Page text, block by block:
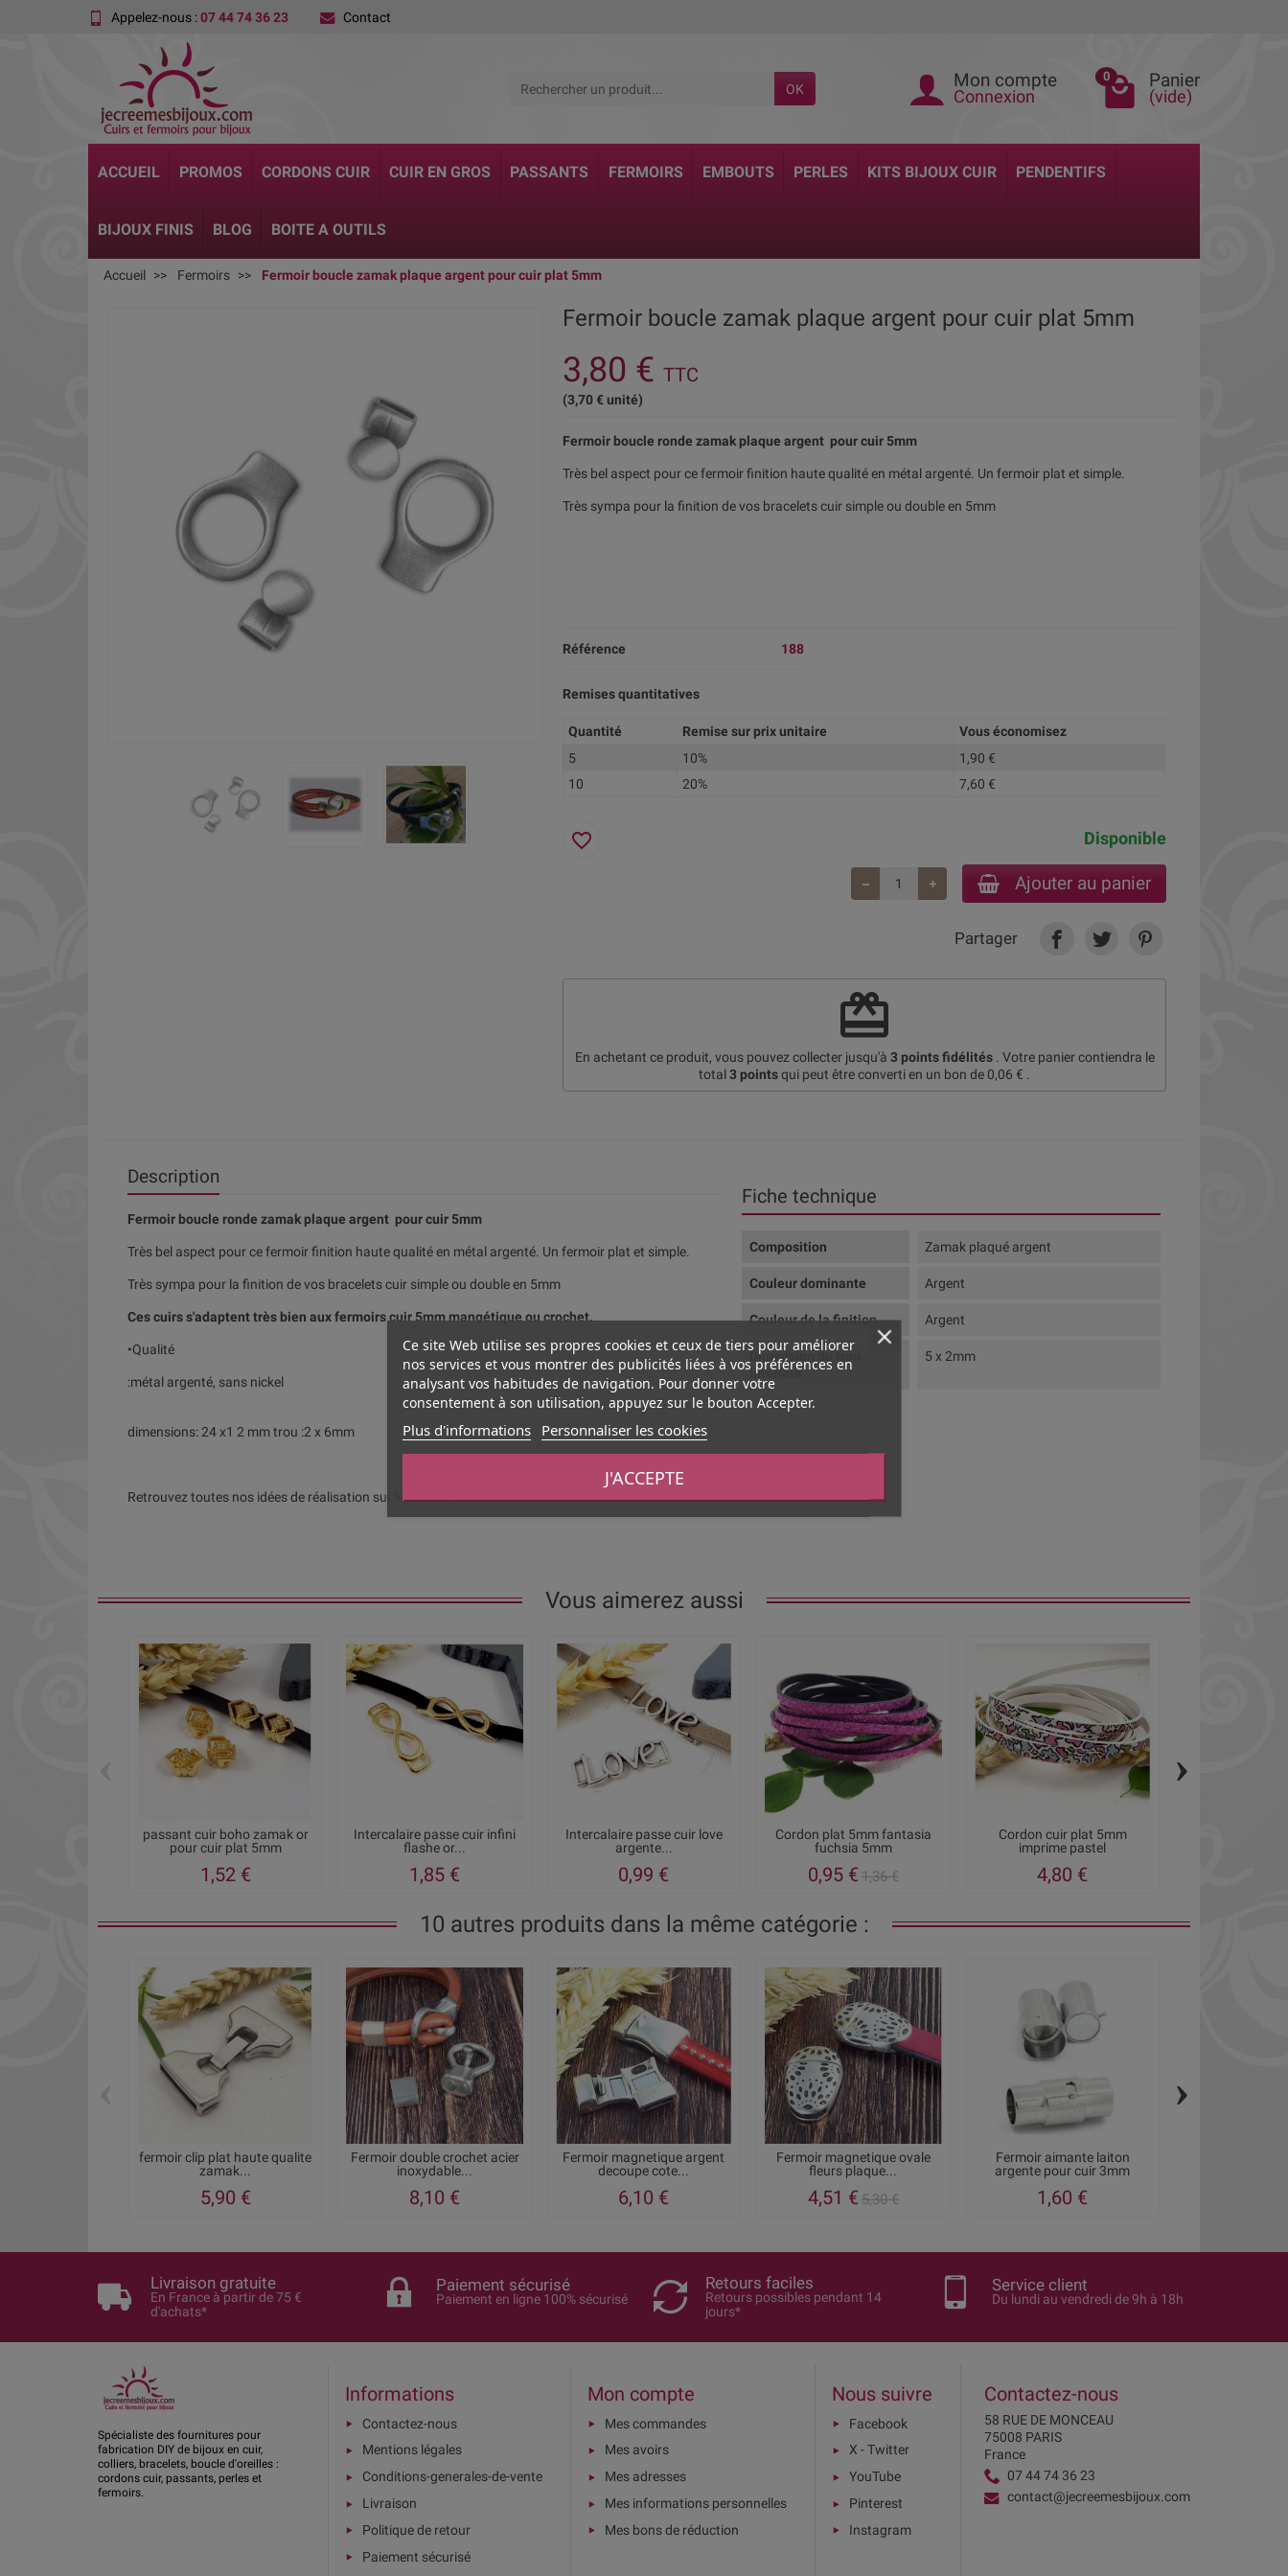
Appelez-nous :07 44 74 36 23 Contact
OK Mon compte
Connexion
0 Panier
(vide)
ACCUEIL PROMOS CORDONS CUIR CUIR EN GROS PASSANTS FERMOIRS EMBOUTS PERLES KITS BIJOUX CUIR PENDENTIFS
BIJOUX FINIS BLOG BOITE A OUTILS
Accueil Fermoirs Fermoir boucle zamak plaque argent pour cuir plat 5mm
Fermoir boucle zamak plaque argent pour cuir plat 5mm
3,80 € TTC
(3,70 € unité)
Fermoir boucle ronde zamak plaque argent pour cuir 5mm
Très bel aspect pour ce fermoir finition haute qualité en métal argenté. Un fermoir plat et simple.
Très sympa pour la finition de vos bracelets cuir simple ou double en 5mm
Référence 188
Remises quantitatives
Quantité Remise sur prix unitaire
Vous économisez
5
10%
1,90 €
10
20% 7,60 €
Disponible
Ajouter au panier
favorite_border
Partager
redeem
En achetant ce produit, vous pouvez collecter jusqu'à 3points fidélités. Votre panier contiendra le
total 3 pointsqui peut être converti en un bon de 0,06 € .
Description
Fermoir boucle ronde zamak plaque argent pour cuir 5mm
Très bel aspect pour ce fermoir finition haute qualité en métal argenté. Un fermoir plat et simple.
Très sympa pour la finition de vos bracelets cuir simple ou double en 5mm
Ces cuirs s'adaptent très bien auxfermoirs cuir 5mm mangétique ou crochet.
•Qualité
:métal argenté, sans nickel
dimensions: 24 x1 2 mm trou :2 x 6mm
Retrouvez toutes nos idées de réalisation sur les fiches produits.
Fiche technique
Composition Zamak plaqué argent
Couleur dominante Argent
Couleur de la finition Argent
Dimension du trou
intérieur
5 x 2mm
Vous aimerez aussi
passant cuir boho zamak or
pour cuir plat 5mm
1,52 €
Intercalaire passe cuir infini
flashe or...
1,85 €
Intercalaire passe cuir love
argente...
0,99 €
Cordon plat 5mm fantasia
fuchsia 5mm
0,95 €1,36 €
Cordon cuir plat 5mm
imprime pastel
4,80 €
›
10 autres produits dans la même catégorie :
fermoir clip plat haute qualite
zamak...
5,90 €
Fermoir double crochet acier
inoxydable...
8,10 €
Fermoir magnetique argent
decoupe cote...
6,10 €
Fermoir magnetique ovale
fleurs plaque...
4,51 €5,30 €
Fermoir aimante laiton
argente pour cuir 3mm
1,60 €
›
Livraison gratuite
En France à partir de 75 €
d'achats*
Paiement sécurisé
Paiement en ligne 100% sécurisé
Retours faciles
Retours possibles pendant 14
jours*
Service client
Du lundi au vendredi de 9h à 18h
Spécialiste des fournitures pour
fabrication DIY de bijoux en cuir,
colliers, bracelets, boucle d'oreilles :
cordons cuir, passants, perles et
fermoirs.
Informations
Contactez-nous
Mentions légales
Conditions-generales-de-vente
Livraison
Politique de retour
Paiement sécurisé
Mon compte
Mes commandes
Mes avoirs
Mes adresses
Mes informations personnelles
Mes bons de réduction
Nous suivre
Facebook
X - Twitter
YouTube
Pinterest
Instagram
Contactez-nous
58 RUE DE MONCEAU
75008 PARIS
France
07 44 74 36 23
contact@jecreemesbijoux.com
Ce site Web utilise ses propres cookies et ceux de tiers pour améliorer
nos services et vous montrer des publicités liées à vos préférences en
analysant vos habitudes de navigation. Pour donner votre
consentement à son utilisation, appuyez sur le bouton Accepter.
Plus d'informations Personnaliser les cookies
J'ACCEPTE